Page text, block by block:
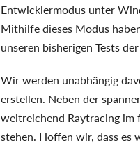
Entwicklermodus unter
Mithilfe dieses Modus
unseren bisherigen Tests
Wir werden unabhängig
erstellen. Neben der
weitreichend Raytracing im
stehen. Hoffen wir, dass es